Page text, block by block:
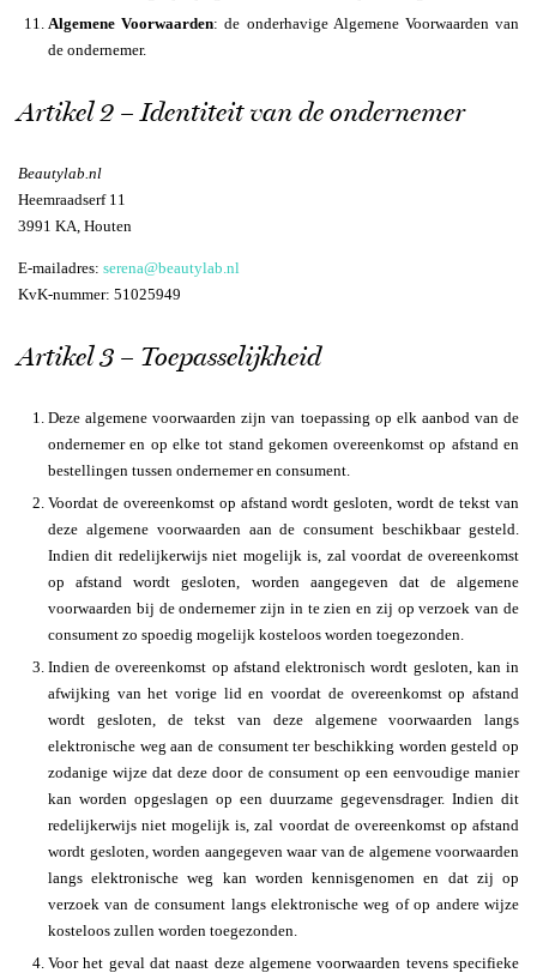
Algemene Voorwaarden: de onderhavige Algemene Voorwaarden van
de ondernemer.
Artikel 2 – Identiteit van de ondernemer
Beautylab.nl
Heemraadserf 11
3991 KA, Houten
E-mailadres: serena@beautylab.nl
KvK-nummer: 51025949
Artikel 3 – Toepasselijkheid
Deze algemene voorwaarden zijn van toepassing op elk aanbod van de
ondernemer en op elke tot stand gekomen overeenkomst op afstand en
bestellingen tussen ondernemer en consument.
Voordat de overeenkomst op afstand wordt gesloten, wordt de tekst van
deze algemene voorwaarden aan de consument beschikbaar gesteld.
Indien dit redelijkerwijs niet mogelijk is, zal voordat de overeenkomst
op afstand wordt gesloten, worden aangegeven dat de algemene
voorwaarden bij de ondernemer zijn in te zien en zij op verzoek van de
consument zo spoedig mogelijk kosteloos worden toegezonden.
Indien de overeenkomst op afstand elektronisch wordt gesloten, kan in
afwijking van het vorige lid en voordat de overeenkomst op afstand
wordt gesloten, de tekst van deze algemene voorwaarden langs
elektronische weg aan de consument ter beschikking worden gesteld op
zodanige wijze dat deze door de consument op een eenvoudige manier
kan worden opgeslagen op een duurzame gegevensdrager. Indien dit
redelijkerwijs niet mogelijk is, zal voordat de overeenkomst op afstand
wordt gesloten, worden aangegeven waar van de algemene voorwaarden
langs elektronische weg kan worden kennisgenomen en dat zij op
verzoek van de consument langs elektronische weg of op andere wijze
kosteloos zullen worden toegezonden.
Voor het geval dat naast deze algemene voorwaarden tevens specifieke